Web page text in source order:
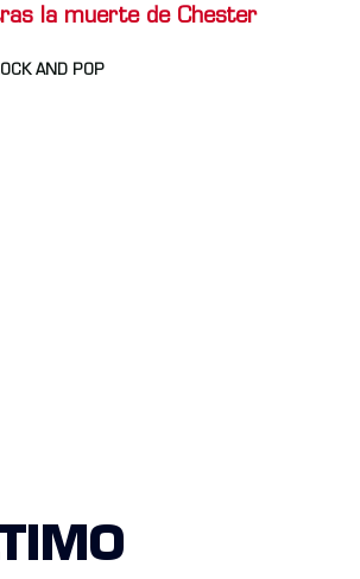
la muerte de Chester
AND POP